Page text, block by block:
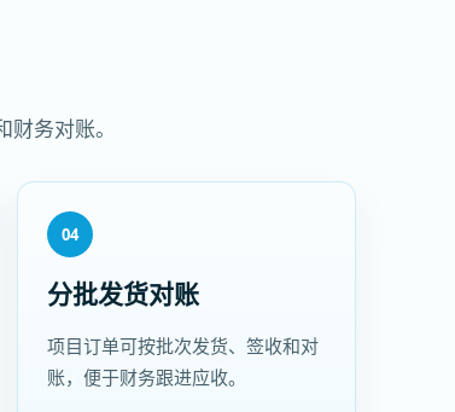
务对账。
04
分批发货对账
项目订单可按批次发货、签收和对
账，便于财务跟进应收。